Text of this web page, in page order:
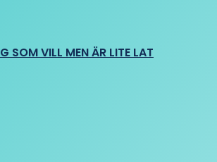
SOM VILL MEN ÄR LITE LAT